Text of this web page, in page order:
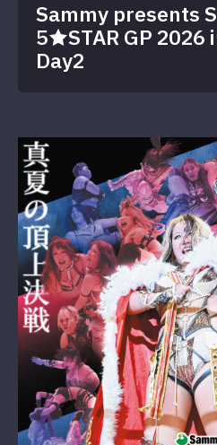
Sammy presents
5★STAR GP 2026
Day2